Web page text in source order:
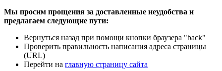
Мы просим прощения за доставленные неудобства и
предлагаем следующие пути:
Вернуться назад при помощи кнопки браузера "back"
Проверить правильность написания адреса страницы
(URL)
Перейти на главную страницу сайта